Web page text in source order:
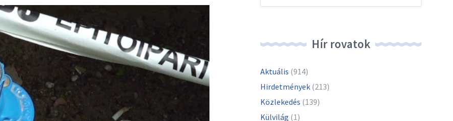
Hír rovatok
Aktuális (914)
Hirdetmények (213)
Közlekedés (139)
Külvilág (1)